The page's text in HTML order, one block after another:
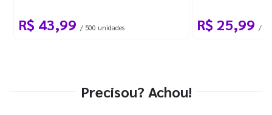
R$ 43,99 / 500 unidades R$ 25,99 / 1
Precisou? Achou!